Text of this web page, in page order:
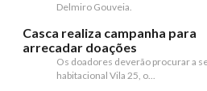
Delmiro Gouveia.
Casca realiza campanha para
arrecadar doações
Os doadores deverão procurar a
habitacional Vila 25, o...